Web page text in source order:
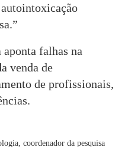
falhas na
venda de
de profissionais,
coordenador da pesquisa